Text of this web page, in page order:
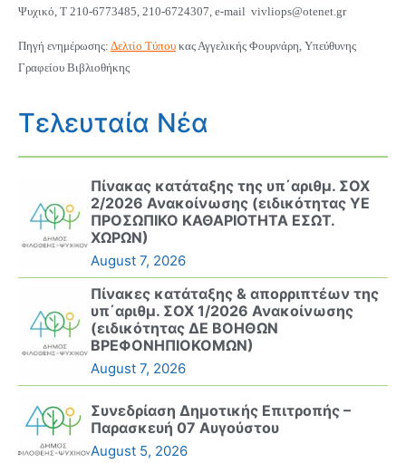
Ψυχικό, Τ 210-6773485, 210-6724307, e-mail vivliops@otenet.gr
Πηγή ενημέρωσης: Δελτίο Τύπου κας Αγγελικής Φουρνάρη, Υπεύθυνης
Γραφείου Βιβλιοθήκης
Τελευταία Νέα
Πίνακας κατάταξης της υπ΄αριθμ. ΣΟΧ
2/2026 Ανακοίνωσης (ειδικότητας ΥΕ
ΠΡΟΣΩΠΙΚΟ ΚΑΘΑΡΙΟΤΗΤΑ ΕΣΩΤ.
ΧΩΡΩΝ)
August 7, 2026
Πίνακες κατάταξης & απορριπτέων της
υπ΄αριθμ. ΣΟΧ 1/2026 Ανακοίνωσης
(ειδικότητας ΔΕ ΒΟΗΘΩΝ
ΒΡΕΦΟΝΗΠΙΟΚΟΜΩΝ)
August 7, 2026
Συνεδρίαση Δημοτικής Επιτροπής –
Παρασκευή 07 Αυγούστου
August 5, 2026